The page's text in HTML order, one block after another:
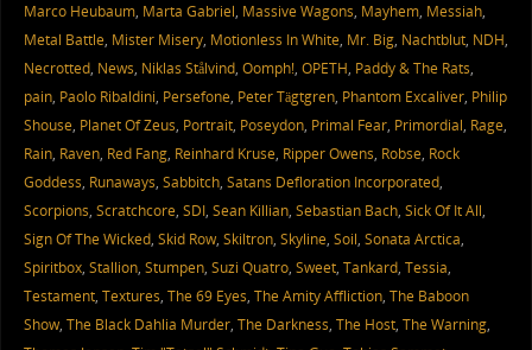
Marco Heubaum, Marta Gabriel, Massive Wagons, Mayhem, Messiah,
Metal Battle, Mister Misery, Motionless In White, Mr. Big, Nachtblut, NDH,
Necrotted, News, Niklas Stålvind, Oomph!, OPETH, Paddy & The Rats,
pain, Paolo Ribaldini, Persefone, Peter Tägtgren, Phantom Excaliver, Philip
Shouse, Planet Of Zeus, Portrait, Poseydon, Primal Fear, Primordial, Rage,
Rain, Raven, Red Fang, Reinhard Kruse, Ripper Owens, Robse, Rock
Goddess, Runaways, Sabbitch, Satans Defloration Incorporated,
Scorpions, Scratchcore, SDI, Sean Killian, Sebastian Bach, Sick Of It All,
Sign Of The Wicked, Skid Row, Skiltron, Skyline, Soil, Sonata Arctica,
Spiritbox, Stallion, Stumpen, Suzi Quatro, Sweet, Tankard, Tessia,
Testament, Textures, The 69 Eyes, The Amity Affliction, The Baboon
Show, The Black Dahlia Murder, The Darkness, The Host, The Warning,